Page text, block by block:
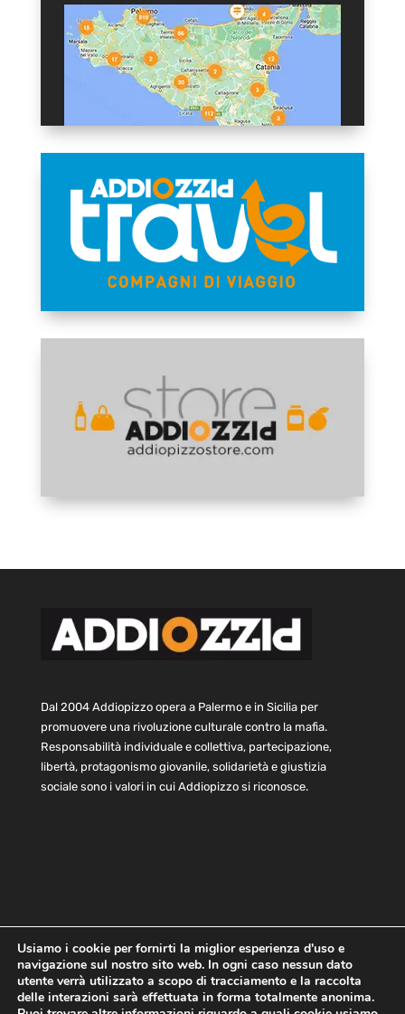
Dal 2004 Addiopizzo opera a Palermo e in Sicilia per
promuovere una rivoluzione culturale contro la mafia.
Responsabilità individuale e collettiva, partecipazione,
libertà, protagonismo giovanile, solidarietà e giustizia
sociale sono i valori in cui Addiopizzo si riconosce.
Home Statuto e bilancio
Contatti
Privacy
Cookie Child Protection Policy
Usiamo i cookie per fornirti la miglior esperienza d'uso e
navigazione sul nostro sito web. In ogni caso nessun dato
utente verrà utilizzato a scopo di tracciamento e la raccolta
delle interazioni sarà effettuata in forma totalmente anonima.